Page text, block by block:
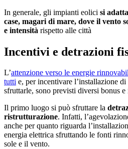
In generale, gli impianti eolici si
case, magari di mare, dove il vento
e intensità rispetto alle città
Incentivi e detrazioni
L’attenzione verso le energie
tutti e, per incentivare l’installazione
sfruttarle, sono previsti diversi bonus
Il primo luogo si può sfruttare la
ristrutturazione. Infatti,
anche per quanto riguarda
energia elettrica sfruttando le fonti
sole e il vento.